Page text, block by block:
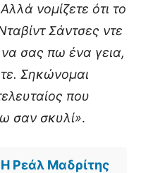
νομίζετε ότι το
Σάντσες ντε
σας πω ένα γεια,
Σηκώνομαι
που
σαν σκυλί».
Η Ρεάλ Μαδρίτης